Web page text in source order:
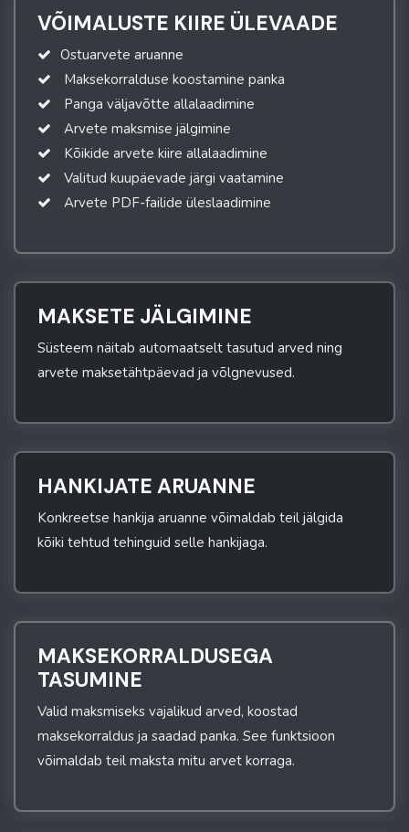
VÕIMALUSTE KIIRE ÜLEVAADE
Ostuarvete aruanne
Maksekorralduse koostamine panka
Panga väljavõtte allalaadimine
Arvete maksmise jälgimine
Kõikide arvete kiire allalaadimine
Valitud kuupäevade järgi vaatamine
Arvete PDF-failide üleslaadimine
MAKSETE JÄLGIMINE
Süsteem näitab automaatselt tasutud arved ning
arvete maksetähtpäevad ja võlgnevused.
HANKIJATE ARUANNE
Konkreetse hankija aruanne võimaldab teil jälgida
kõiki tehtud tehinguid selle hankijaga.
MAKSEKORRALDUSEGA
TASUMINE
Valid maksmiseks vajalikud arved, koostad
maksekorraldus ja saadad panka. See funktsioon
võimaldab teil maksta mitu arvet korraga.